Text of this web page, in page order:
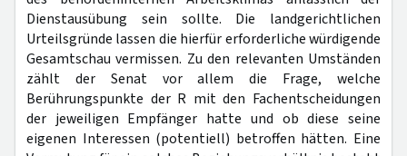
Dienstausübung sein sollte. Die landgerichtlichen
Urteilsgründe lassen die hierfür erforderliche würdigende
Gesamtschau vermissen. Zu den relevanten Umständen
zählt der Senat vor allem die Frage, welche
Berührungspunkte der R mit den Fachentscheidungen
der jeweiligen Empfänger hatte und ob diese seine
eigenen Interessen (potentiell) betroffen hätten. Eine